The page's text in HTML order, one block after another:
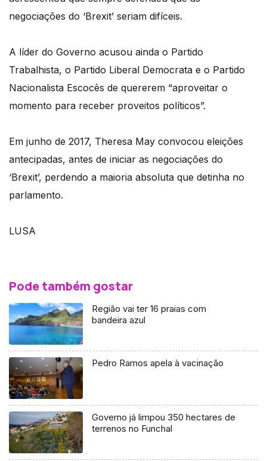
negociações do ‘Brexit’ seriam difíceis.
A líder do Governo acusou ainda o Partido
Trabalhista, o Partido Liberal Democrata e o Partido
Nacionalista Escocês de quererem “aproveitar o
momento para receber proveitos políticos”.
Em junho de 2017, Theresa May convocou eleições
antecipadas, antes de iniciar as negociações do
‘Brexit’, perdendo a maioria absoluta que detinha no
parlamento.
LUSA
Pode também gostar
Região vai ter 16 praias com
bandeira azul
Pedro Ramos apela à vacinação
Governo já limpou 350 hectares de
terrenos no Funchal